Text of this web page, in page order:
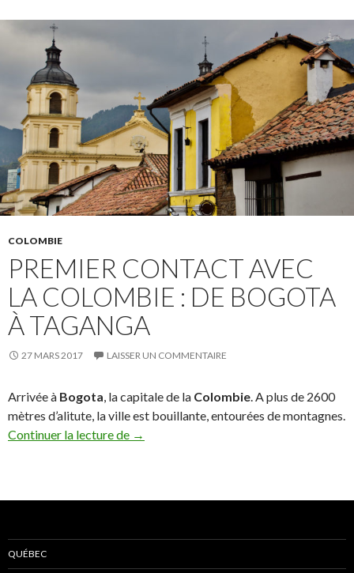
COLOMBIE
PREMIER CONTACT AVEC
LA COLOMBIE : DE BOGOTA
À TAGANGA
27 MARS 2017 LAISSER UN COMMENTAIRE
Arrivée à Bogota, la capitale de la Colombie. A plus de 2600
mètres d’alitute, la ville est bouillante, entourées de montagnes.
Continuer la lecture de Premier contact avec la Colombie : de
→
QUÉBEC